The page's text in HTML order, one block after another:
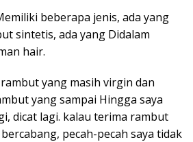
beberapa jenis, ada yang
sintetis, ada yang Didalam
hair.
yang masih virgin dan
yang sampai Hingga saya
dicat lagi. kalau terima rambut
pecah-pecah saya tidak